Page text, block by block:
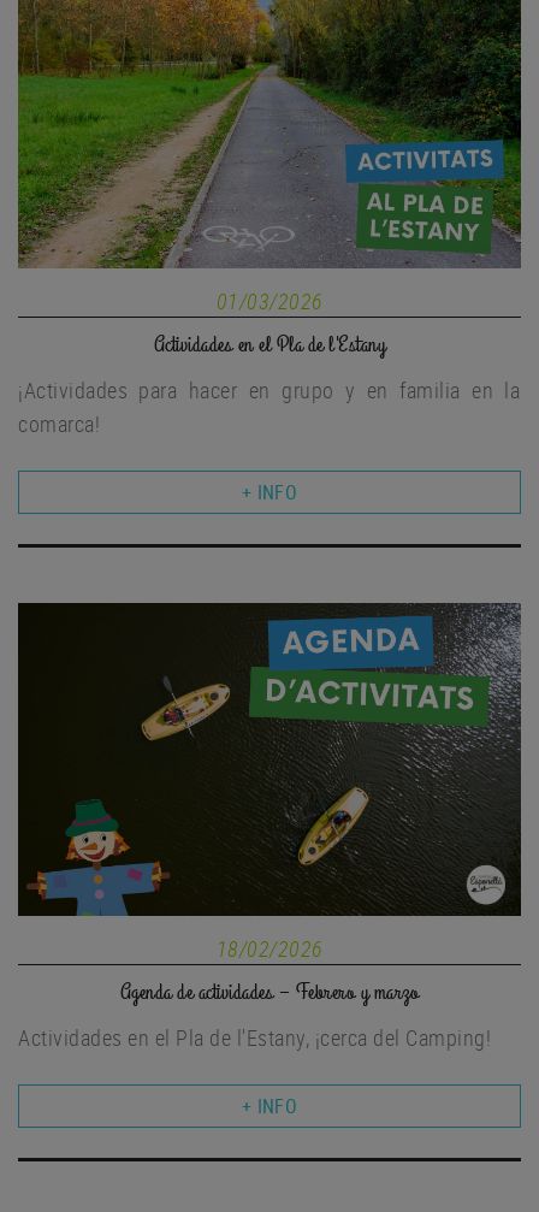
01/03/2026
Actividades en el Pla de l'Estany
¡Actividades para hacer en grupo y en familia en la
comarca!
+ INFO
18/02/2026
Agenda de actividades – Febrero y marzo
Actividades en el Pla de l'Estany, ¡cerca del Camping!
+ INFO